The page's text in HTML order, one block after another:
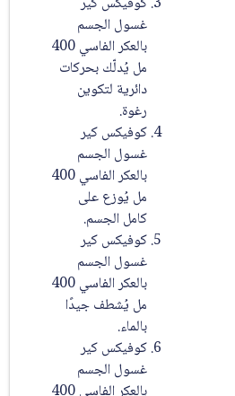
غسول الجسم
بالعكر الفاسي 400
مل يُدلّك بحركات
دائرية لتكوين
رغوة.
كوفيكس كير
غسول الجسم
بالعكر الفاسي 400
مل يُوزع على
كامل الجسم.
كوفيكس كير
غسول الجسم
بالعكر الفاسي 400
مل يُشطف جيدًا
بالماء.
كوفيكس كير
غسول الجسم